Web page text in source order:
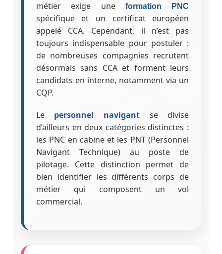
métier exige une
formation PNC
spécifique et un certificat européen
appelé CCA. Cependant, il n’est pas
toujours indispensable pour postuler :
de nombreuses compagnies recrutent
désormais sans CCA et forment leurs
candidats en interne, notamment via un
CQP.
Le personnel navigant se divise
d’ailleurs en deux catégories distinctes :
les PNC en cabine et les PNT (Personnel
Navigant Technique) au poste de
pilotage. Cette distinction permet de
bien identifier les différents corps de
métier qui composent un vol
commercial.